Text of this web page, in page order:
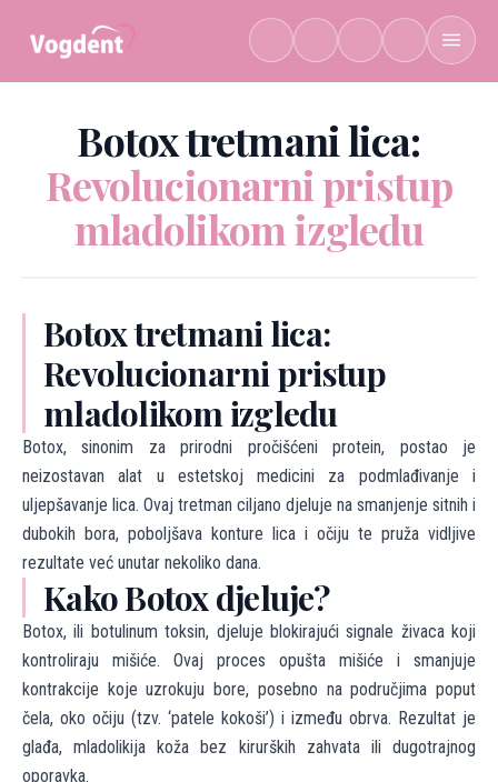
Botox tretmani lica:
Revolucionarni pristup
mladolikom izgledu
Botox tretmani lica:
Revolucionarni pristup
mladolikom izgledu
Botox, sinonim za prirodni pročišćeni protein, postao je
neizostavan alat u estetskoj medicini za podmlađivanje i
uljepšavanje lica. Ovaj tretman ciljano djeluje na smanjenje sitnih i
dubokih bora, poboljšava konture lica i očiju te pruža vidljive
rezultate već unutar nekoliko dana.
Kako Botox djeluje?
Botox, ili botulinum toksin, djeluje blokirajući signale živaca koji
kontroliraju mišiće. Ovaj proces opušta mišiće i smanjuje
kontrakcije koje uzrokuju bore, posebno na područjima poput
čela, oko očiju (tzv. ‘patele kokoši’) i između obrva. Rezultat je
glađa, mladolikija koža bez kirurških zahvata ili dugotrajnog
oporavka.